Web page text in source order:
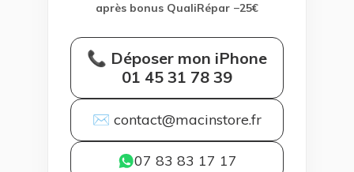
après bonus QualiRépar −25€
📞 Déposer mon iPhone
01 45 31 78 39
✉ contact@macinstore.fr
07 83 83 17 17